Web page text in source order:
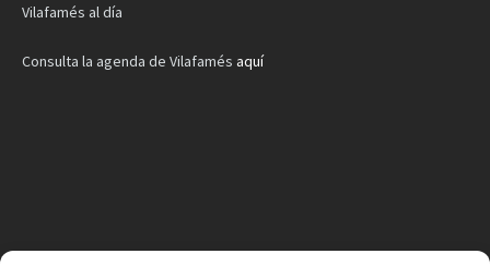
Vilafamés al día
Consulta la agenda de Vilafamés aquí